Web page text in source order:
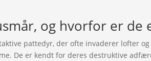
og hvorfor er de
pattedyr, der ofte invaderer lofter
De er kendt for deres destruktive